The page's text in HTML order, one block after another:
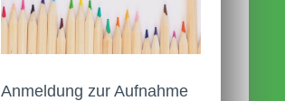
Anmeldung zur Aufnahme